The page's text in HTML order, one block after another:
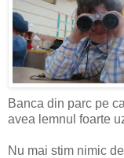
Banca din parc pe
avea lemnul foarte
Nu mai stim nimic